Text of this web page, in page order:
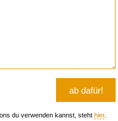
du verwenden kannst, steht hier.